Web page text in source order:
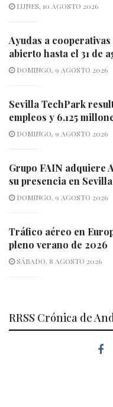
LUNES, 10 AGOSTO 2026
Ayudas a
abierto hasta el 31 de
DOMINGO, 9 AGOSTO 2026
Sevilla TechPark
empleos y 6.125
DOMINGO, 9 AGOSTO 2026
Grupo FAIN adquiere
su presencia en Sevilla
DOMINGO, 9 AGOSTO 2026
Tráfico aéreo en
pleno verano de 2026
SÁBADO, 8 AGOSTO 2026
RRSS Crónica de